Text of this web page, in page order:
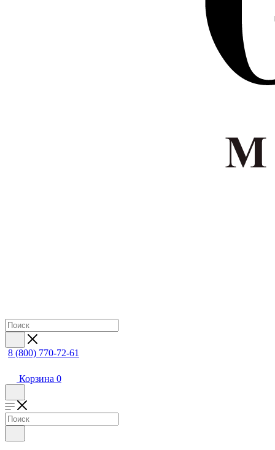
8 (800) 770-72-61
Корзина 0